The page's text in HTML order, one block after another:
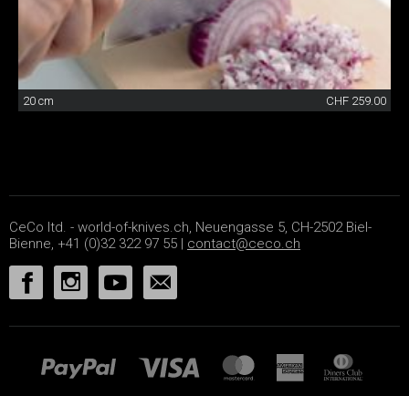
20 cm CHF 259.00
CeCo ltd. - world-of-knives.ch, Neuengasse 5, CH-2502 Biel-
Bienne, +41 (0)32 322 97 55 | contact@ceco.ch